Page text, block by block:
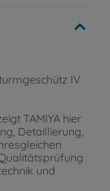
IV
TAMIYA hier
Detaillierung,
und